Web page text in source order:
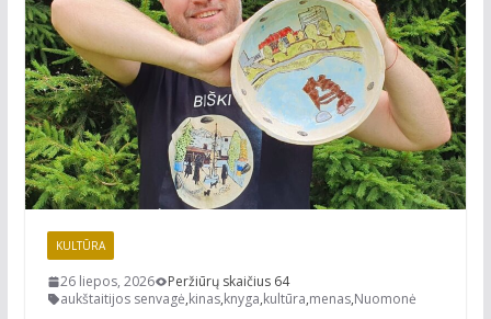
KULTŪRA
26 liepos, 2026
Peržiūrų skaičius 64
aukštaitijos senvagė,kinas,knyga,kultūra,menas,Nuomonė